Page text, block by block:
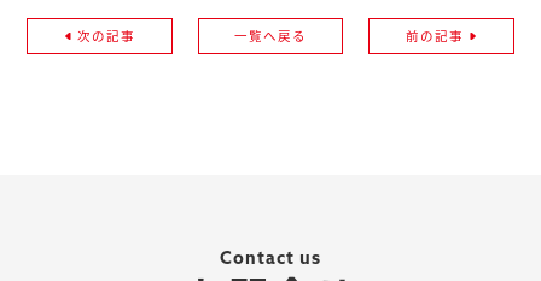
次の記事 一覧へ戻る 前の記事
Contact us